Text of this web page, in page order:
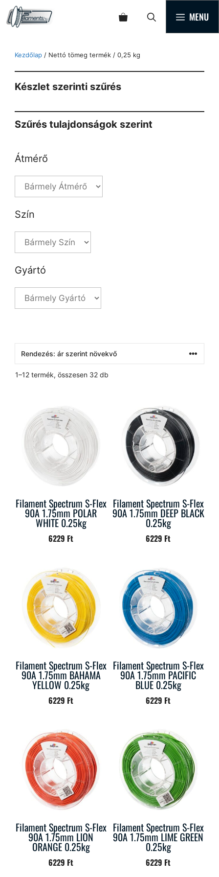
MENU
Kezdőlap / Nettó tömeg termék / 0,25 kg
Készlet szerinti szűrés
Szűrés tulajdonságok szerint
Átmérő
Szín
Gyártó
1–12 termék, összesen 32 db
Filament Spectrum S-Flex
90A 1.75mm POLAR
WHITE 0.25kg
6229 Ft
Filament Spectrum S-Flex
90A 1.75mm DEEP BLACK
0.25kg
6229 Ft
Filament Spectrum S-Flex
90A 1.75mm BAHAMA
YELLOW 0.25kg
6229 Ft
Filament Spectrum S-Flex
90A 1.75mm PACIFIC
BLUE 0.25kg
6229 Ft
Filament Spectrum S-Flex
90A 1.75mm LION
ORANGE 0.25kg
6229 Ft
Filament Spectrum S-Flex
90A 1.75mm LIME GREEN
0.25kg
6229 Ft